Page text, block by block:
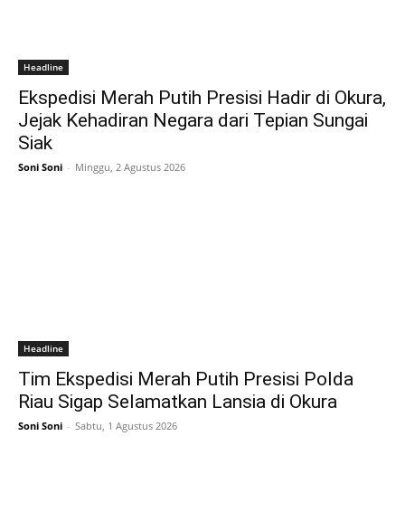
Headline
Ekspedisi Merah Putih Presisi Hadir di Okura,
Jejak Kehadiran Negara dari Tepian Sungai
Siak
Soni Soni - Minggu, 2 Agustus 2026
Headline
Tim Ekspedisi Merah Putih Presisi Polda
Riau Sigap Selamatkan Lansia di Okura
Soni Soni - Sabtu, 1 Agustus 2026